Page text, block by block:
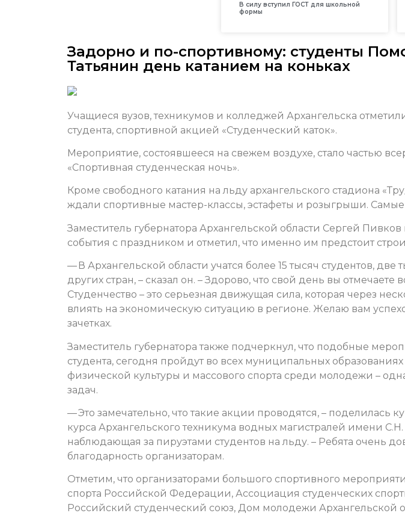
В силу вступил ГОСТ для школьной
формы
Задорно и по-спортивному: студенты
Татьянин день катанием на коньках
Учащиеся вузов, техникумов и колледжей Архангельска
студента, спортивной акцией «Студенческий каток».
Мероприятие, состоявшееся на свежем воздухе, стало частью
«Спортивная студенческая ночь».
Кроме свободного катания на льду архангельского стадиона
ждали спортивные мастер-классы, эстафеты и розыгрыши.
Заместитель губернатора Архангельской области Сергей
события с праздником и отметил, что именно им предстоит
— В Архангельской области учатся более 15 тысяч студентов, две
других стран, – сказал он. – Здорово, что свой день вы отмечаете
Студенчество – это серьезная движущая сила, которая через
влиять на экономическую ситуацию в регионе. Желаю вам
зачетках.
Заместитель губернатора также подчеркнул, что подобные
студента, сегодня пройдут во всех муниципальных
физической культуры и массового спорта среди молодежи –
задач.
— Это замечательно, что такие акции проводятся, – поделилась
курса Архангельского техникума водных магистралей имени
наблюдающая за пируэтами студентов на льду. – Ребята очень
благодарность организаторам.
Отметим, что организаторами большого спортивного
спорта Российской Федерации, Ассоциация студенческих
Российский студенческий союз, Дом молодежи Архангельской